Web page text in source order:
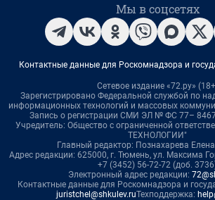
Мы в соцсетях
Контактные данные для Роскомнадзора и
Сетевое издание «72.ру»
Зарегистрировано Федеральной службой по
информационных технологий и массовых
Запись о регистрации СМИ ЭЛ № ФС 77–
Учредитель: Общество с ограниченной
ТЕХНОЛОГИИ"
Главный редактор: Познахарева
Адрес редакции: 625000, г. Тюмень, ул. Максима
+7 (3452) 56-72-72 (доб.
Электронный адрес редакции:
Контактные данные для Роскомнадзора и
juristchel@shkulev.ruТехподдержка: